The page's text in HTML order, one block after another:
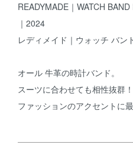
READYMADE｜WATCH
｜2024
レディメイド｜ウォッチ バン
オール 牛革の時計バンド。
スーツに合わせても相性抜群！
ファッションのアクセントに